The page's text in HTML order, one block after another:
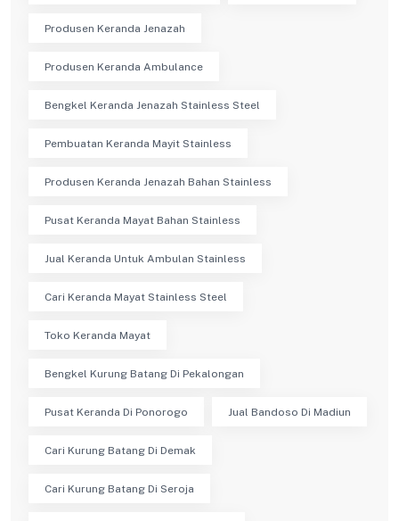
Produsen Keranda Jenazah
Produsen Keranda Ambulance
Bengkel Keranda Jenazah Stainless Steel
Pembuatan Keranda Mayit Stainless
Produsen Keranda Jenazah Bahan Stainless
Pusat Keranda Mayat Bahan Stainless
Jual Keranda Untuk Ambulan Stainless
Cari Keranda Mayat Stainless Steel
Toko Keranda Mayat
Bengkel Kurung Batang Di Pekalongan
Pusat Keranda Di Ponorogo Jual Bandoso Di Madiun
Cari Kurung Batang Di Demak
Cari Kurung Batang Di Seroja